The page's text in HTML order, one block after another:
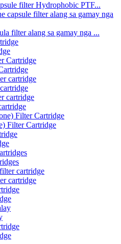
filter Hydrophobic PTF...
filter alang sa gamay nga ...
Filter Cartridge
cartridge